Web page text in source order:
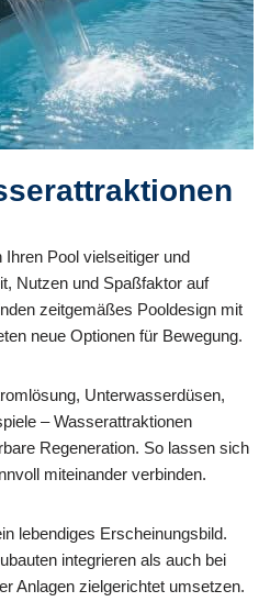
Pool vielseitiger und
Nutzen und Spaßfaktor auf
zeitgemäßes Pooldesign mit
neue Optionen für Bewegung.
Unterwasserdüsen,
– Wasserattraktionen
Regeneration. So lassen sich
miteinander verbinden.
lebendiges Erscheinungsbild.
integrieren als auch bei
Anlagen zielgerichtet umsetzen.